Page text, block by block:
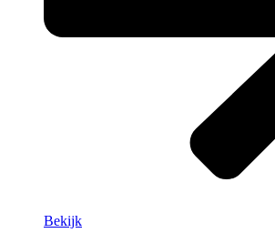
Bekijk